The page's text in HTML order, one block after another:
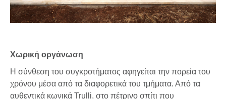
Χωρική οργάνωση
Η σύνθεση του συγκροτήματος αφηγείται την πορεία του
χρόνου μέσα από τα διαφορετικά του τμήματα. Από τα
αυθεντικά κωνικά Trulli, στο πέτρινο σπίτι που